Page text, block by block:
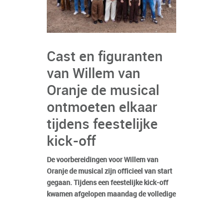
Cast en figuranten
van Willem van
Oranje de musical
ontmoeten elkaar
tijdens feestelijke
kick-off
De voorbereidingen voor Willem van
Oranje de musical zijn officieel van start
gegaan. Tijdens een feestelijke kick-off
kwamen afgelopen maandag de volledige